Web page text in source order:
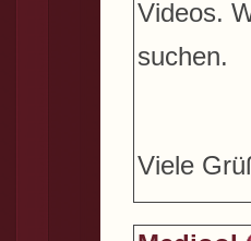
Videos.
suchen.
Viele